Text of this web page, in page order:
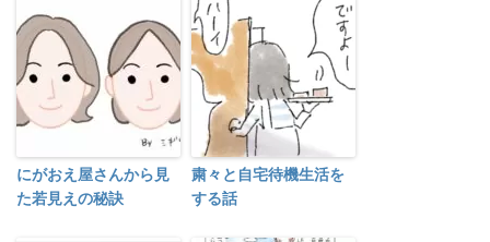
にがおえ屋さんから見
た若見えの秘訣
粛々と自宅待機生活を
する話